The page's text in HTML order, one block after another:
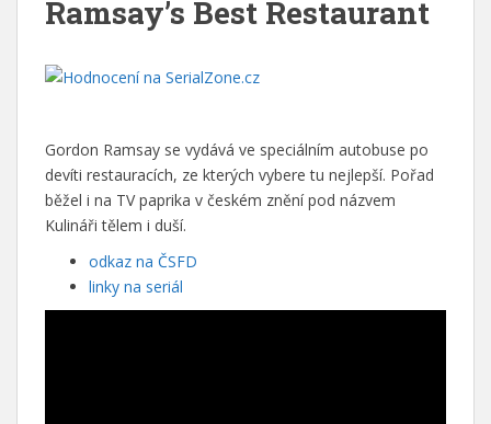
Ramsay’s Best Restaurant
Gordon Ramsay se vydává ve speciálním autobuse po
devíti restauracích, ze kterých vybere tu nejlepší. Pořad
běžel i na TV paprika v českém znění pod názvem
Kulináři tělem i duší.
odkaz na ČSFD
linky na seriál